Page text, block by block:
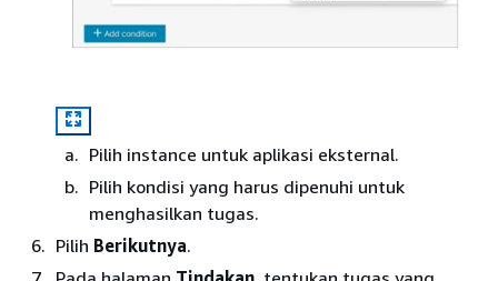
Pilih instance untuk aplikasi eksternal.
Pilih kondisi yang harus dipenuhi untuk
menghasilkan tugas.
Pilih Berikutnya.